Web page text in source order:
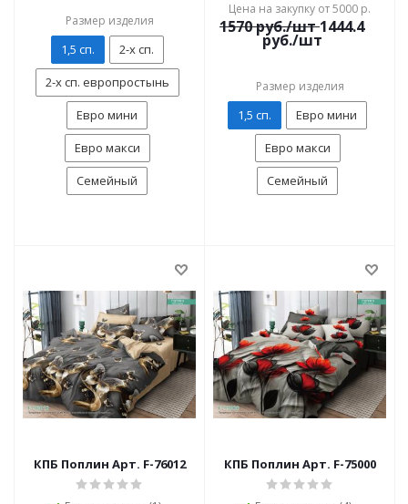
Размер изделия
1,5 сп.
2-х сп.
2-х сп. европростынь
Евро мини
Евро макси
Семейный
Цена на закупку от 5000 р.
1570руб./шт 1444.4
руб./шт
Размер изделия
1,5 сп.
Евро мини
Евро макси
Семейный
КПБ Поплин Арт. F-76012 КПБ Поплин Арт. F-75000